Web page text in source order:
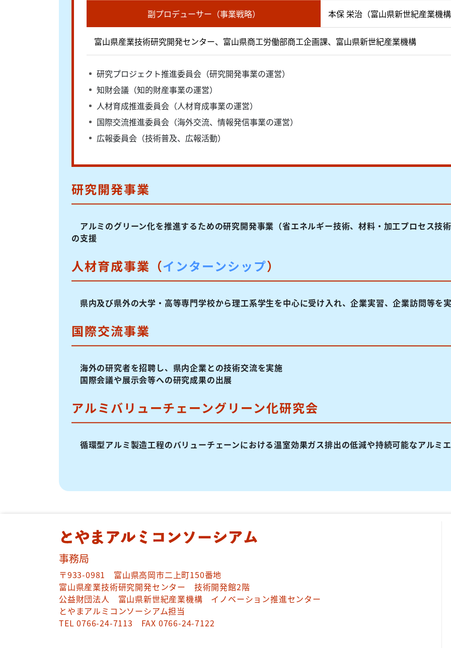
副プロデューサー（事業戦略） 本保 栄治（富山県新世紀産業機
富山県産業技術研究開発センター、富山県商工労働部商工企画課、富山県新世紀産業機構
研究プロジェクト推進委員会（研究開発事業の運営）
知財会議（知的財産事業の運営）
人材育成推進委員会（人材育成事業の運営）
国際交流推進委員会（海外交流、情報発信事業の運営）
広報委員会（技術普及、広報活動）
研究開発事業
アルミのグリーン化を推進するための研究開発事業（省エネルギー技術、材料・加工プロセス技
の支援
人材育成事業（インターンシップ）
県内及び県外の大学・高等専門学校から理工系学生を中心に受け入れ、企業実習、企業訪問等を
国際交流事業
海外の研究者を招聘し、県内企業との技術交流を実施
国際会議や展示会等への研究成果の出展
アルミバリューチェーングリーン化研究会
循環型アルミ製造工程のバリューチェーンにおける温室効果ガス排出の低減や持続可能なアルミ
事務局
〒933-0981 富山県高岡市二上町150番地
富山県産業技術研究開発センター 技術開発館2階
公益財団法人 富山県新世紀産業機構 イノベーション推進センター
とやまアルミコンソーシアム担当
TEL 0766-24-7113 FAX 0766-24-7122